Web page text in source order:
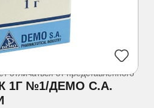
отличаться от представленного
1Г №1/ДЕМО С.А.